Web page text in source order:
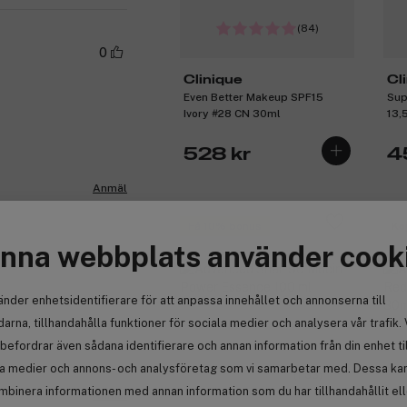
webbplats använder
enhetsidentifierare för att anpassa innehållet och annonserna till
tillhandahålla funktioner för sociala medier och analysera vår trafik.
även sådana identifierare och annan information från din enhet
medier och annons- och analysföretag som vi samarbetar med. Dessa
informationen med annan information som du har tillhandahållit
(84)
Clinique
Even Better Makeup SPF15
Ivory #28 CN 30ml
528 kr
(1133)
0
Anmäl
0
Anmäl